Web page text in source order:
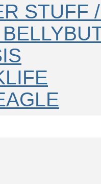
STUFF